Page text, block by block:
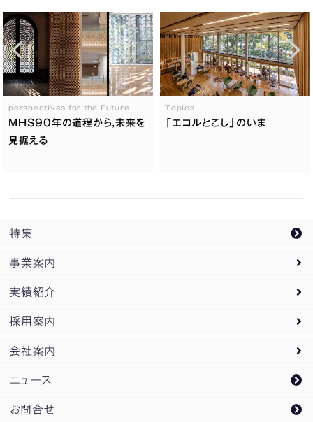
perspectives for the Future
MHS90年の道程から,未来を
見据える
Topics
「エコルとごし」のいま
特集
事業案内
事業案内トップ
設計監理業務
PM/CM業務
企画開発業務
実績紹介
実績紹介トップ
オフィス・庁舎
教育・研究
スポーツ
採用案内
採用案内トップ
新卒採用
企業研究会ご案内
会社案内
会社案内トップ
松田平田設計のDNA
ニュース
お問合せ